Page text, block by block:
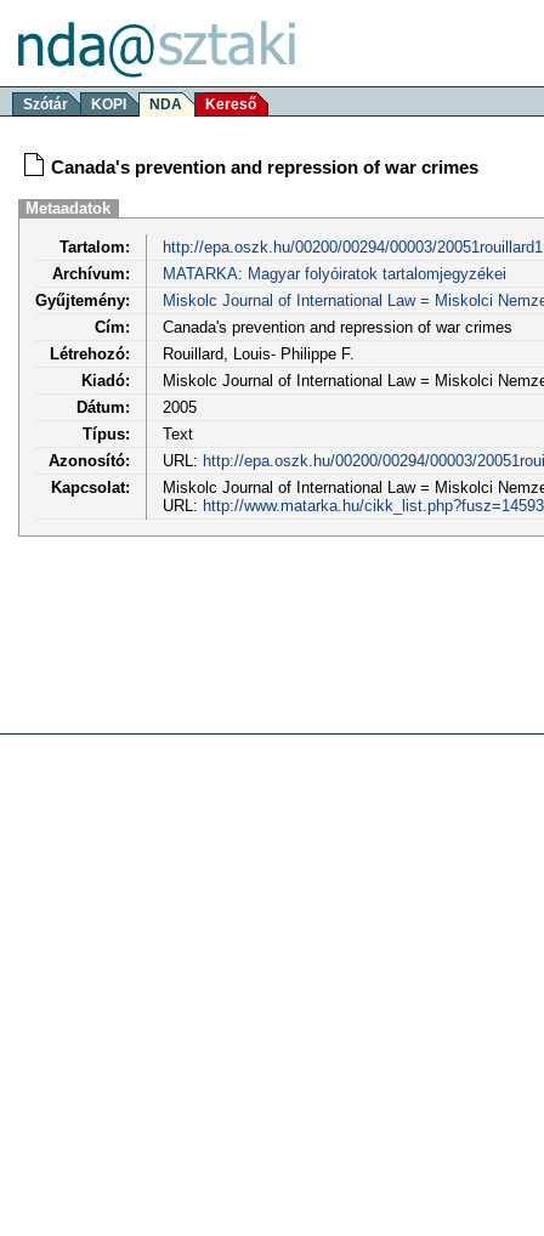
Szótár KOPI NDA Kereső
Canada's prevention and repression of war crimes
Metaadatok
Tartalom:
http://epa.oszk.hu/00200/00294/00003/
Archívum:
MATARKA: Magyar folyóiratok tartalomjegyzékei
Gyűjtemény:
Miskolc Journal of International Law = Miskolci
Cím:
Canada's prevention and repression of war crimes
Létrehozó:
Rouillard, Louis- Philippe F.
Kiadó:
Miskolc Journal of International Law = Miskolci
Dátum:
2005
Típus:
Text
Azonosító:
URL: http://epa.oszk.hu/00200/00294/00003/
Kapcsolat:
Miskolc Journal of International Law = Miskolci
URL: http://www.matarka.hu/cikk_list.php?fusz=14593